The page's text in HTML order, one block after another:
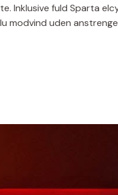
fuld Sparta
uden